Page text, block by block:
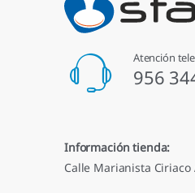
Atención
956
Información tienda:
Calle Marianista Ciriaco